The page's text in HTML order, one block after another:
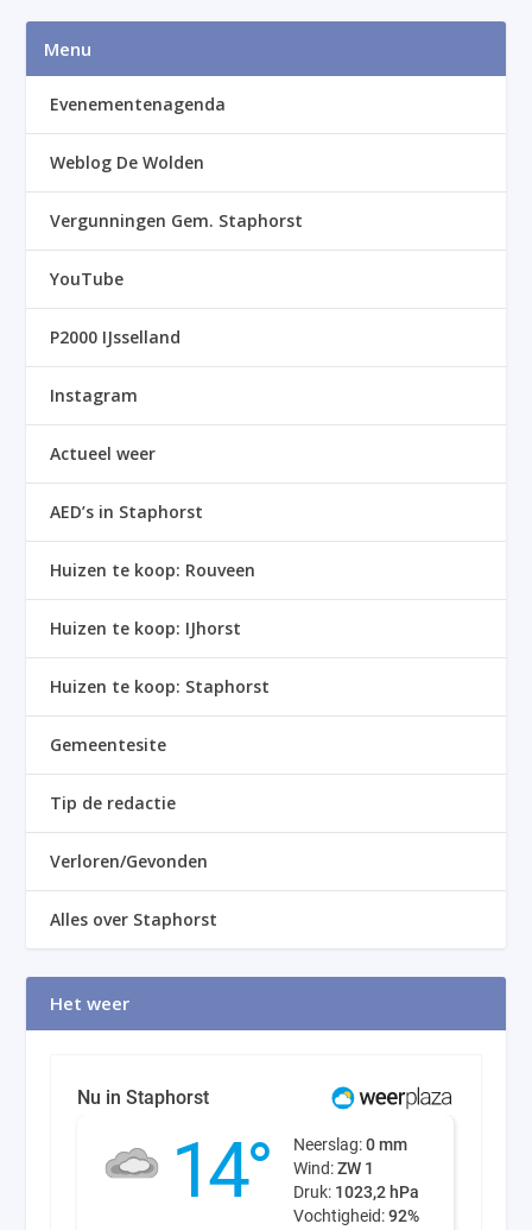
Menu
Evenementenagenda
Weblog De Wolden
Vergunningen Gem. Staphorst
YouTube
P2000 IJsselland
Instagram
Actueel weer
AED’s in Staphorst
Huizen te koop: Rouveen
Huizen te koop: IJhorst
Huizen te koop: Staphorst
Gemeentesite
Tip de redactie
Verloren/Gevonden
Alles over Staphorst
Het weer